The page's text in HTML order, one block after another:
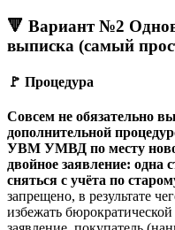
🔻 Вариант №2
выписка (самый
🚩 Процедура
Совсем не обязательно
дополнительной
УВМ УМВД по месту
двойное заявление: одна
сняться с учёта по
запрещено, в результате
избежать